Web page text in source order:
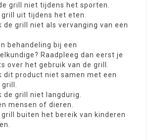
grill niet tijdens het sporten.
grill uit tijdens het eten.
de grill niet als vervanging van een
behandeling bij een
Raadpleeg dan eerst je
over het gebruik van de grill.
dit product niet samen met een
grill.
de grill niet langdurig.
mensen of dieren.
grill buiten het bereik van kinderen